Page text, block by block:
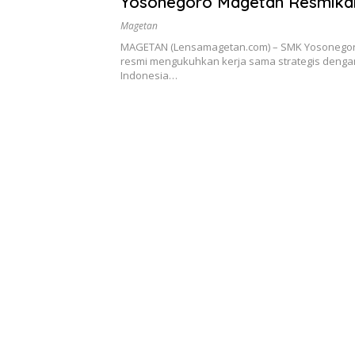
Khusus Teknik Sepeda Motor
Magetan
MAGETAN (Lensamagetan.com) – SMK
resmi mengukuhkan kerja sama strategis
Indonesia…